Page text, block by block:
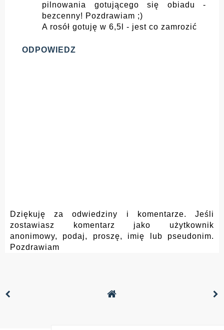
pilnowania gotującego się obiadu -
bezcenny! Pozdrawiam ;)
A rosół gotuję w 6,5l - jest co zamrozić
ODPOWIEDZ
Dziękuję za odwiedziny i komentarze. Jeśli
zostawiasz komentarz jako użytkownik
anonimowy, podaj, proszę, imię lub pseudonim.
Pozdrawiam